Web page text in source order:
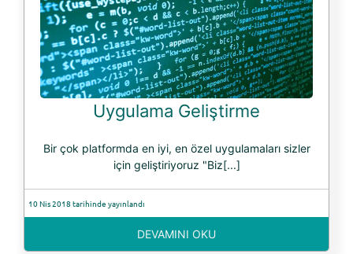
Uygulama Geliştirme
Bir çok platformda en iyi, en özel uygulamaları sizler
için geliştiriyoruz "Biz[...]
10 Nis 2018 tarihinde yayınlandı
DEVAMINI OKU